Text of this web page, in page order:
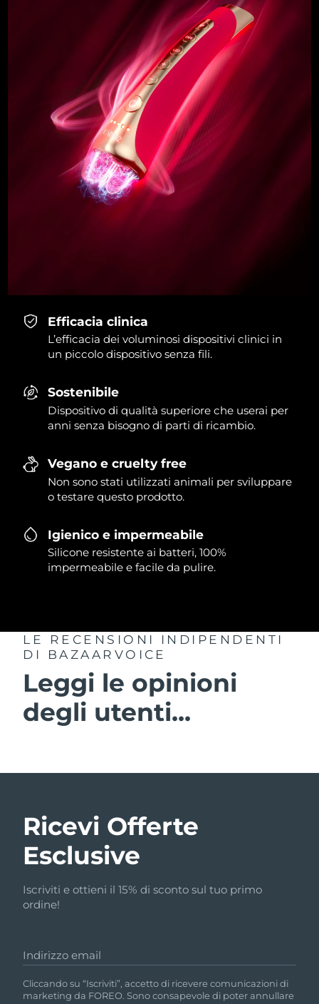
Efficacia clinica
L’efficacia dei voluminosi dispositivi clinici in
un piccolo dispositivo senza fili.
Sostenibile
Dispositivo di qualità superiore che userai per
anni senza bisogno di parti di ricambio.
Vegano e cruelty free
Non sono stati utilizzati animali per sviluppare
o testare questo prodotto.
Igienico e impermeabile
Silicone resistente ai batteri, 100%
impermeabile e facile da pulire.
LE RECENSIONI INDIPENDENTI
DI BAZAARVOICE
Leggi le opinioni
degli utenti...
Ricevi Offerte
Esclusive
Iscriviti e ottieni il 15% di sconto sul tuo primo
ordine!
Indirizzo email
Cliccando su “Iscriviti”, accetto di ricevere comunicazioni di
marketing da FOREO. Sono consapevole di poter annullare